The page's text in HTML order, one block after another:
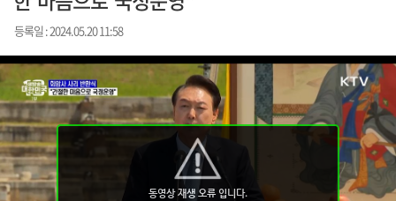
등록일 : 2024.05.20 11:58